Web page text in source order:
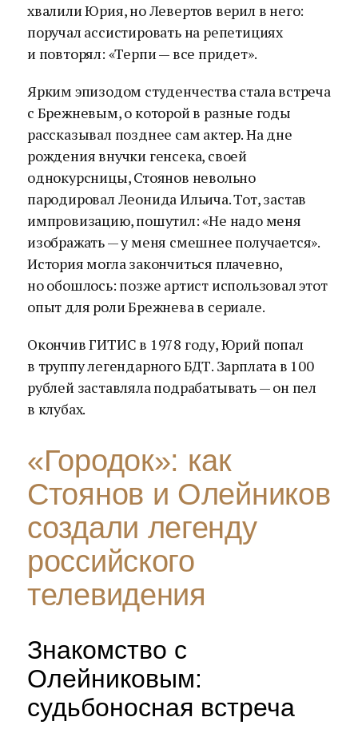
хвалили Юрия, но Левертов верил в него:
поручал ассистировать на репетициях
и повторял: «Терпи — все придет».
Ярким эпизодом студенчества стала встреча
с Брежневым, о которой в разные годы
рассказывал позднее сам актер. На дне
рождения внучки генсека, своей
однокурсницы, Стоянов невольно
пародировал Леонида Ильича. Тот, застав
импровизацию, пошутил: «Не надо меня
изображать — у меня смешнее получается».
История могла закончиться плачевно,
но обошлось: позже артист использовал этот
опыт для роли Брежнева в сериале.
Окончив ГИТИС в 1978 году, Юрий попал
в труппу легендарного БДТ. Зарплата в 100
рублей заставляла подрабатывать — он пел
в клубах.
«Городок»: как
Стоянов и Олейников
создали легенду
российского
телевидения
Знакомство с
Олейниковым:
судьбоносная встреча